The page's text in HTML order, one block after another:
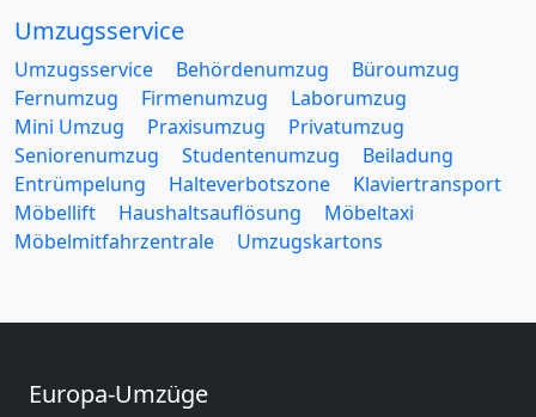
Umzugsservice
Umzugsservice Behördenumzug
Büroumzug
Fernumzug
Firmenumzug
Laborumzug
Mini Umzug
Praxisumzug
Privatumzug
Seniorenumzug
Studentenumzug
Beiladung
Entrümpelung
Halteverbotszone
Klaviertransport
Möbellift
Haushaltsauflösung
Möbeltaxi
Möbelmitfahrzentrale
Umzugskartons
Europa-Umzüge